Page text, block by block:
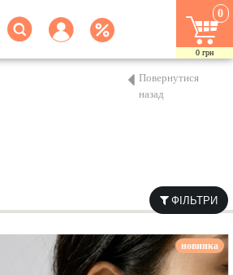
0
0 грн
Повернутися
назад
ФІЛЬТРИ
новинка